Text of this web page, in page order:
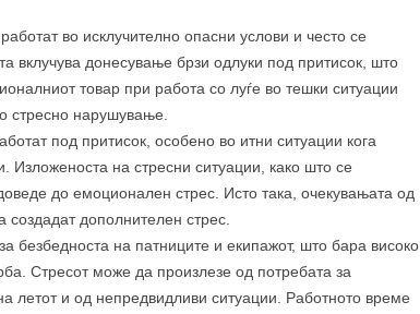
во исклучително опасни услови и често се
вклучува донесување брзи одлуки под притисок, што
товар при работа со луѓе во тешки ситуации
стресно нарушување.
под притисок, особено во итни ситуации кога
на стресни ситуации, како што се
до емоционален стрес. Исто така, очекувањата од
создадат дополнителен стрес.
безбедноста на патниците и екипажот, што бара високо
Стресот може да произлезе од потребата за
летот и од непредвидливи ситуации. Работното време